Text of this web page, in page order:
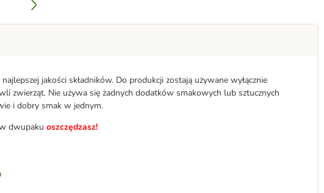
jakości składników. Do produkcji zostają używane wyłącznie
zwierząt. Nie używa się żadnych dodatków smakowych lub sztucznych
i dobry smak w jednym.
dwupaku oszczędzasz!